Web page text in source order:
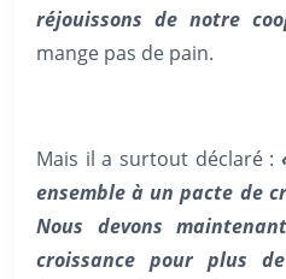
réjouissons de notre
mange pas de pain.
Mais il a surtout déclaré :
ensemble à un pacte de
Nous devons
croissance pour plus